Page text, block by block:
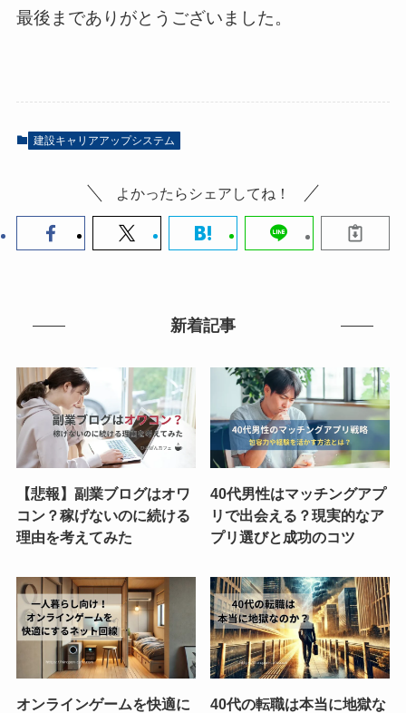
最後までありがとうございました。
建設キャリアアップシステム
よかったらシェアしてね！
新着記事
【悲報】副業ブログはオワ
コン？稼げないのに続ける
理由を考えてみた
40代男性はマッチングアプ
リで出会える？現実的なア
プリ選びと成功のコツ
オンラインゲームを快適に
40代の転職は本当に地獄な